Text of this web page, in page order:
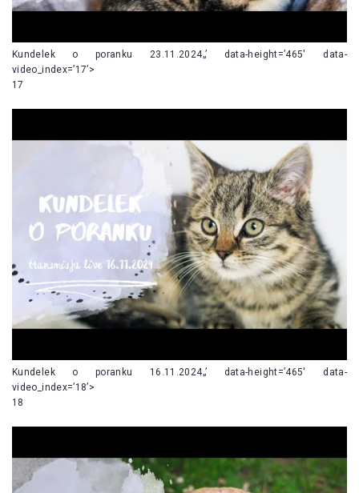
Kundelek o poranku 23.11.2024„’ data-height=’465′ data-
video_index=’17’>
17
Kundelek o poranku 16.11.2024„’ data-height=’465′ data-
video_index=’18’>
18